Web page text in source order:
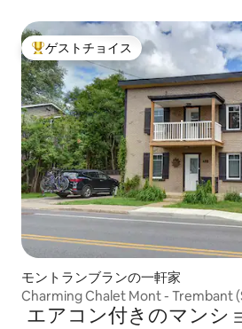
大好評のゲストチョイスです。
ゲストチョイス
モントランブランの一軒家
Charming Chalet Mont - Trembant
エアコン付きのマンシ